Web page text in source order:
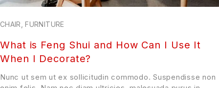
CHAIR ,FURNITURE
What is Feng Shui and How Can I Use It
When I Decorate?
Nunc ut sem ut ex sollicitudin commodo. Suspendisse non